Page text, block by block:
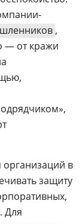
,
— от кражи
организаций в
защиту
Для